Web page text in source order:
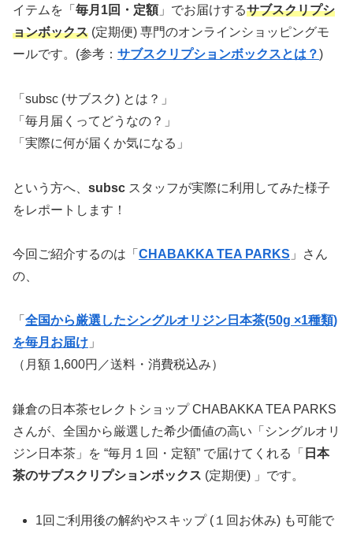
イテムを「 毎月1回・定額」でお届けするサブスクリプシ
ョンボックス (定期便) 専門のオンラインショッピングモ
ールです。(参考： サブスクリプションボックスとは？)
「subsc (サブスク) とは？」
「毎月届くってどうなの？」
「実際に何が届くか気になる」
という方へ、 subsc スタッフが実際に利用してみた様子
をレポートします！
今回ご紹介するのは「 CHABAKKA TEA PARKS 」さん
の、
「 全国から厳選したシングルオリジン日本茶(50g ×1種類)
を毎月お届け 」
（月額 1,600円／送料・消費税込み）
鎌倉の日本茶セレクトショップ CHABAKKA TEA PARKS
さんが、全国から厳選した希少価値の高い「シングルオリ
ジン日本茶」を “毎月１回・定額” で届けてくれる「 日本
茶のサブスクリプションボックス (定期便) 」です。
1回ご利用後の解約やスキップ (１回お休み) も可能で